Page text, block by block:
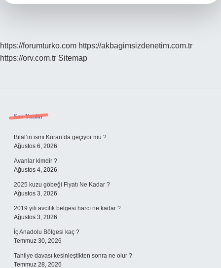
https://forumturko.com https://akbagimsizdenetim.com.tr
https://orv.com.tr Sitemap
Sidebar
Son Yazılar
Bilal’in ismi Kuran’da geçiyor mu ?
Ağustos 6, 2026
Avanlar kimdir ?
Ağustos 4, 2026
2025 kuzu göbeği Fiyatı Ne Kadar ?
Ağustos 3, 2026
2019 yılı avcılık belgesi harcı ne kadar ?
Ağustos 3, 2026
İç Anadolu Bölgesi kaç ?
Temmuz 30, 2026
Tahliye davası kesinleştikten sonra ne olur ?
Temmuz 28, 2026